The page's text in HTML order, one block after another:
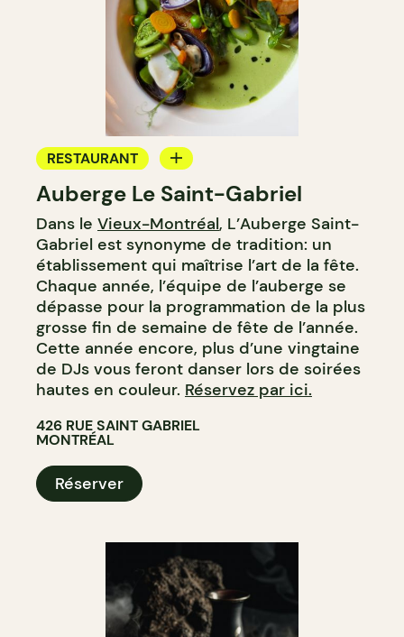
RESTAURANT
BAR
BAR À VIN
Auberge Le Saint-Gabriel
Dans le Vieux-Montréal, L’Auberge Saint-
Gabriel est synonyme de tradition: un
établissement qui maîtrise l’art de la fête.
Chaque année, l’équipe de l’auberge se
dépasse pour la programmation de la plus
grosse fin de semaine de fête de l’année.
Cette année encore, plus d’une vingtaine
de DJs vous feront danser lors de soirées
hautes en couleur. Réservez par ici.
426 RUE SAINT GABRIEL
MONTRÉAL
Réserver